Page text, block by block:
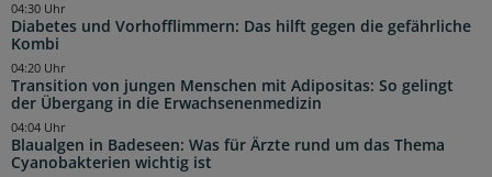
Diabetes und Vorhofflimmern: Das hilft gegen die gefährliche
Kombi
04:30 Uhr
Transition von jungen Menschen mit Adipositas: So gelingt
der Übergang in die Erwachsenenmedizin
04:20 Uhr
Blaualgen in Badeseen: Was für Ärzte rund um das Thema
Cyanobakterien wichtig ist
04:04 Uhr